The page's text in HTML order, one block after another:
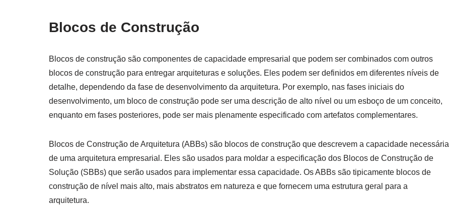
Blocos de Construção
Blocos de construção são componentes de capacidade empresarial que podem ser combinados com outros
blocos de construção para entregar arquiteturas e soluções. Eles podem ser definidos em diferentes níveis de
detalhe, dependendo da fase de desenvolvimento da arquitetura. Por exemplo, nas fases iniciais do
desenvolvimento, um bloco de construção pode ser uma descrição de alto nível ou um esboço de um conceito,
enquanto em fases posteriores, pode ser mais plenamente especificado com artefatos complementares.
Blocos de Construção de Arquitetura (ABBs) são blocos de construção que descrevem a capacidade necessária
de uma arquitetura empresarial. Eles são usados para moldar a especificação dos Blocos de Construção de
Solução (SBBs) que serão usados para implementar essa capacidade. Os ABBs são tipicamente blocos de
construção de nível mais alto, mais abstratos em natureza e que fornecem uma estrutura geral para a
arquitetura.